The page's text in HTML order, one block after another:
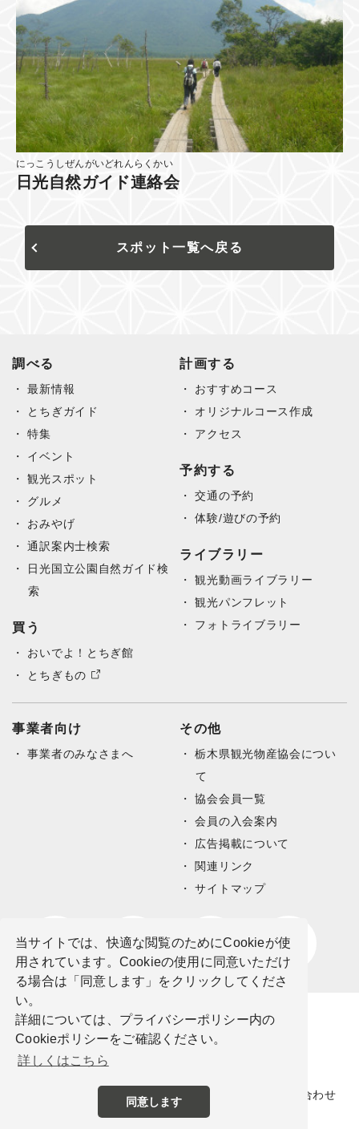
当サイトでは、快適な閲覧のためにCookieが使
用されています。Cookieの使用に同意いただけ
る場合は「同意します」をクリックしてくださ
い。
詳細については、プライバシーポリシー内の
Cookieポリシーをご確認ください。
詳しくはこちら
同意します
にっこうしぜんがいどれんらくかい
日光自然ガイド連絡会
スポット一覧へ戻る
調べる
最新情報
とちぎガイド
特集
イベント
観光スポット
グルメ
おみやげ
通訳案内士検索
日光国立公園自然ガイド検
索
買う
おいでよ！とちぎ館
とちぎもの
計画する
おすすめコース
オリジナルコース作成
アクセス
予約する
交通の予約
体験/遊びの予約
ライブラリー
観光動画ライブラリー
観光パンフレット
フォトライブラリー
事業者向け
事業者のみなさまへ
その他
栃木県観光物産協会につい
て
協会会員一覧
会員の入会案内
広告掲載について
関連リンク
サイトマップ
プライバシーポリシー お問い合わせ
©公益社団法人栃木県観光物産協会